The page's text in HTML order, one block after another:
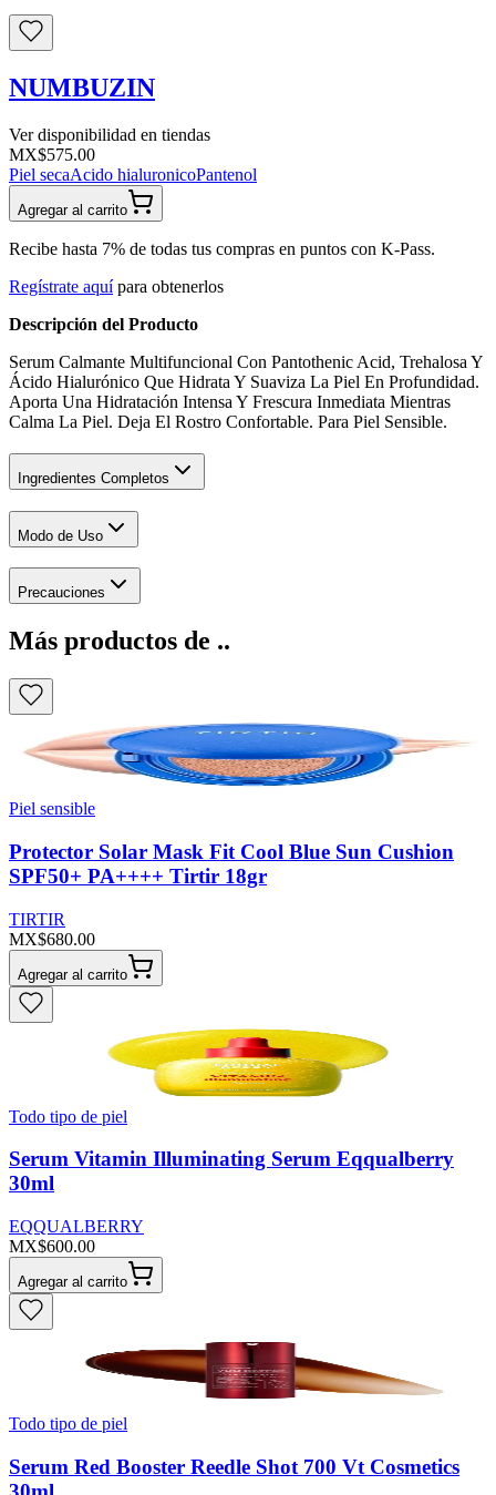
NUMBUZIN
Ver disponibilidad en tiendas
MX$575.00
Piel secaAcido hialuronicoPantenol
Agregar al carrito
Recibe hasta 7% de todas tus compras en puntos con K-Pass.
Regístrate aquí para obtenerlos
Descripción del Producto
Serum Calmante Multifuncional Con Pantothenic Acid, Trehalosa Y
Ácido Hialurónico Que Hidrata Y Suaviza La Piel En Profundidad.
Aporta Una Hidratación Intensa Y Frescura Inmediata Mientras
Calma La Piel. Deja El Rostro Confortable. Para Piel Sensible.
Ingredientes Completos
Modo de Uso
Precauciones
Más productos de ..
Piel sensible
Protector Solar Mask Fit Cool Blue Sun Cushion
SPF50+ PA++++ Tirtir 18gr
TIRTIR
MX$680.00
Agregar al carrito
Todo tipo de piel
Serum Vitamin Illuminating Serum Eqqualberry
30ml
EQQUALBERRY
MX$600.00
Agregar al carrito
Todo tipo de piel
Serum Red Booster Reedle Shot 700 Vt Cosmetics